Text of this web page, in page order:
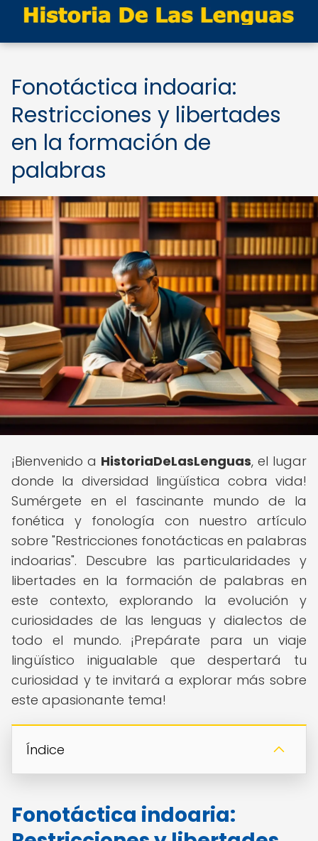
Fonotáctica indoaria:
Restricciones y libertades
en la formación de
palabras
¡Bienvenido a HistoriaDeLasLenguas, el lugar
donde la diversidad lingüística cobra vida!
Sumérgete en el fascinante mundo de la
fonética y fonología con nuestro artículo
sobre "Restricciones fonotácticas en palabras
indoarias". Descubre las particularidades y
libertades en la formación de palabras en
este contexto, explorando la evolución y
curiosidades de las lenguas y dialectos de
todo el mundo. ¡Prepárate para un viaje
lingüístico inigualable que despertará tu
curiosidad y te invitará a explorar más sobre
este apasionante tema!
Índice
Fonotáctica indoaria: